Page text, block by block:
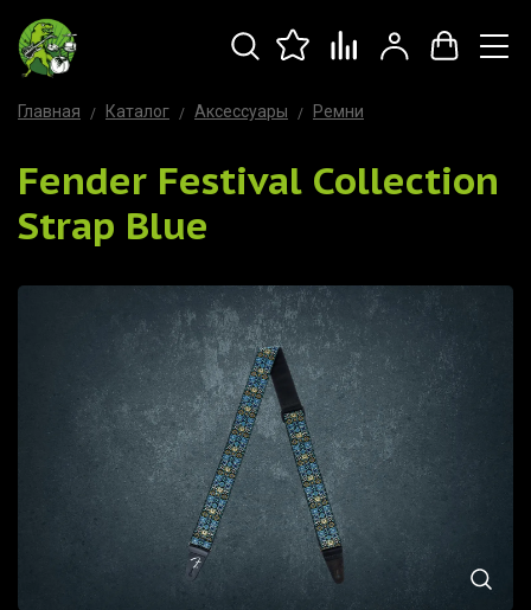
Главная Каталог Аксессуары Ремни
Fender Festival Collection
Strap Blue